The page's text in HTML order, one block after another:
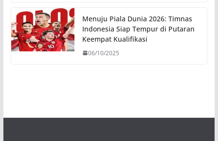
Menuju Piala Dunia 2026: Timnas
Indonesia Siap Tempur di Putaran
Keempat Kualifikasi
06/10/2025